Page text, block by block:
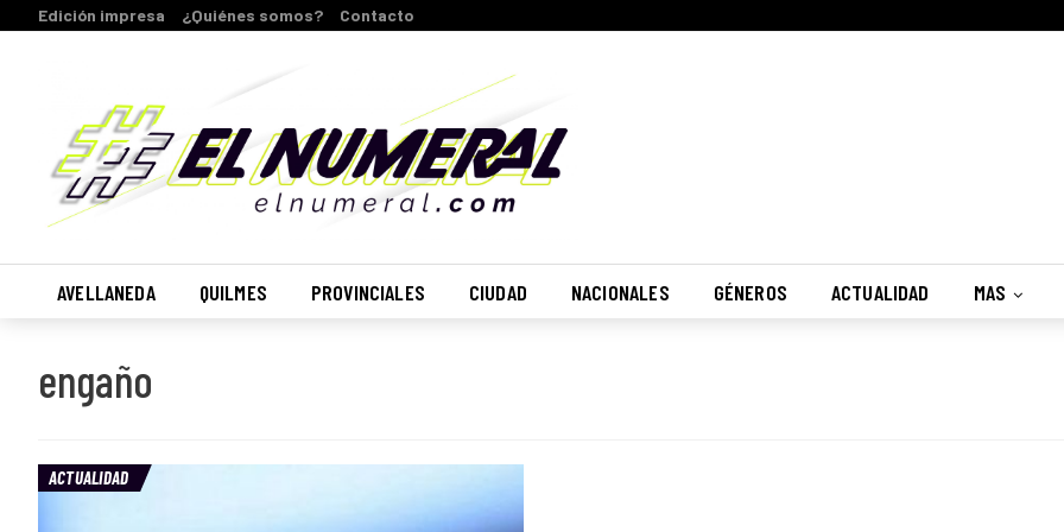
Edición impresa ¿Quiénes somos? Contacto
AVELLANEDA QUILMES PROVINCIALES CIUDAD NACIONALES GÉNEROS ACTUALIDAD MAS
engaño
ACTUALIDAD